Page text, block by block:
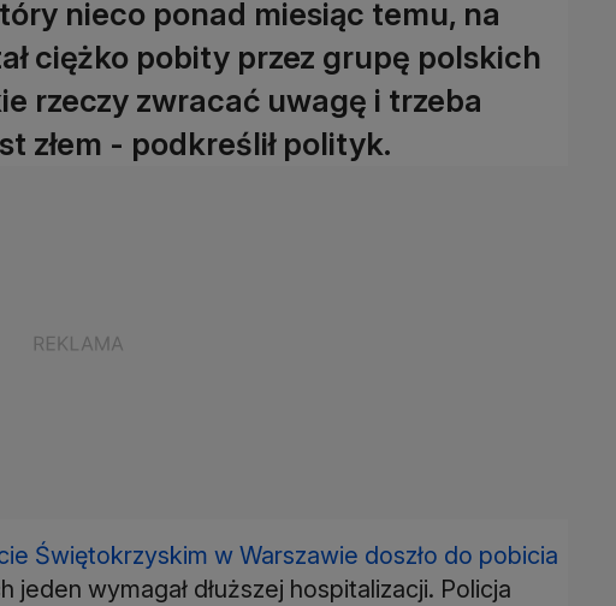
nieco ponad miesiąc temu, na
ciężko pobity przez grupę polskich
rzeczy zwracać uwagę i trzeba
złem - podkreślił polityk.
Świętokrzyskim w Warszawie doszło do pobicia
jeden wymagał dłuższej hospitalizacji. Policja